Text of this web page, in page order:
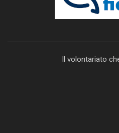
Il volontariato